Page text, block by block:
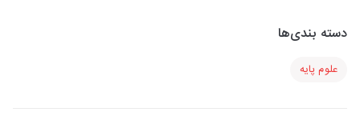
دسته بندی‌ها
علوم پایه